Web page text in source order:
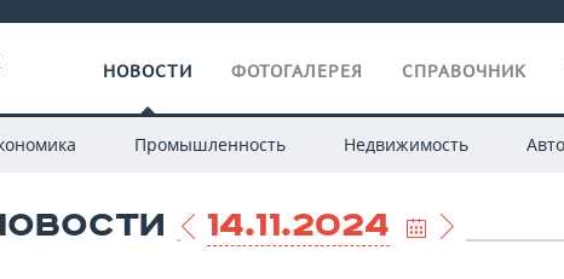
НОВОСТИ ФОТОГАЛЕРЕЯ СПРАВОЧНИК
Промышленность Недвижимость Авто
14.11.2024